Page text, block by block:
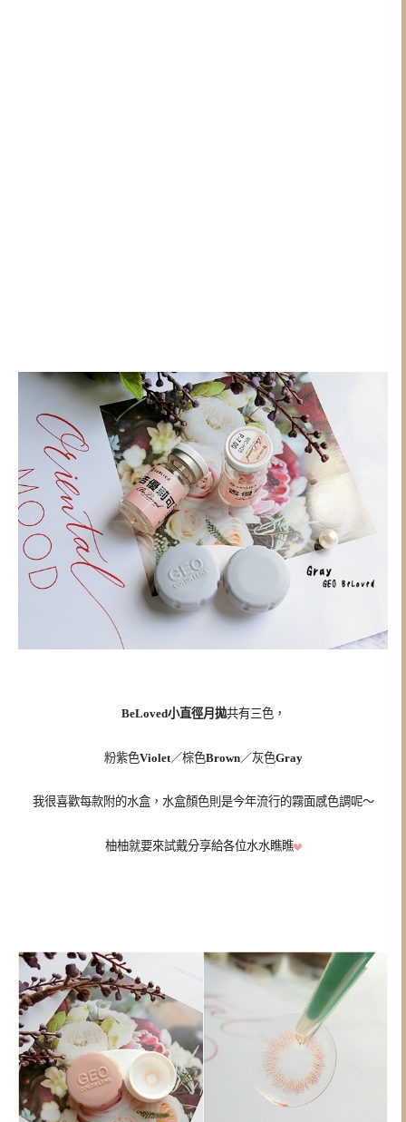
BeLoved小直徑月拋共有三色，
粉紫色Violet／棕色Brown／灰色Gray
我很喜歡每款附的水盒，水盒顏色則是今年流行的霧面感色調呢～
柚柚就要來試戴分享給各位水水瞧瞧